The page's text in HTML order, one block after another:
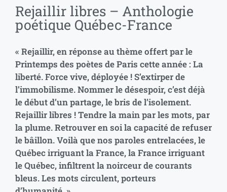
Rejaillir libres – Anthologie
poétique Québec-France
« Rejaillir, en réponse au thème offert par le
Printemps des poètes de Paris cette année : La
liberté. Force vive, déployée ! S’extirper de
l’immobilisme. Nommer le désespoir, c’est déjà
le début d’un partage, le bris de l’isolement.
Rejaillir libres ! Tendre la main par les mots, par
la plume. Retrouver en soi la capacité de refuser
le bâillon. Voilà que nos paroles entrelacées, le
Québec irriguant la France, la France irriguant
le Québec, infiltrent la noirceur de courants
bleus. Les mots circulent, porteurs